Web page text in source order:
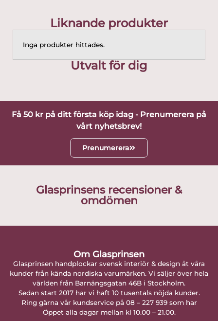
Liknande produkter
Inga produkter hittades.
Utvalt för dig
Få 50 kr på ditt första köp idag - Prenumerera på
vårt nyhetsbrev!
Prenumerera
Glasprinsens recensioner &
omdömen
Om Glasprinsen
Glasprinsen handplockar svensk interiör & design åt våra
kunder från kända nordiska varumärken. Vi säljer över hela
världen från Barnängsgatan 46B i Stockholm.
Sedan start 2017 har vi haft 10 tusentals nöjda kunder.
Ring gärna vår kundservice på 08 – 227 939 som har
Öppet alla dagar mellan kl 10.00 – 21.00.